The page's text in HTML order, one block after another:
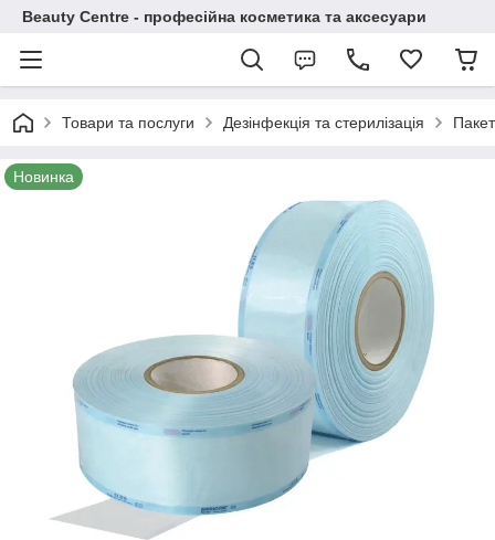
Beauty Centre - професійна косметика та аксесуари
Товари та послуги Дезінфекція та стерилізація
Новинка